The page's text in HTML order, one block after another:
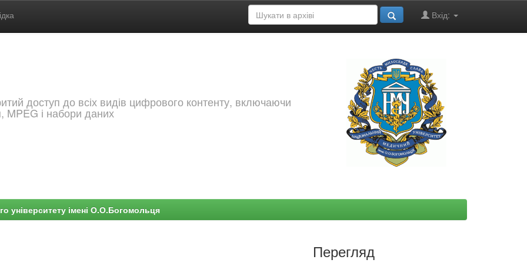
Вхід:
доступ до всіх видів цифрового контенту, включаючи
MPEG і набори даних
університету імені О.О.Богомольця
Перегляд